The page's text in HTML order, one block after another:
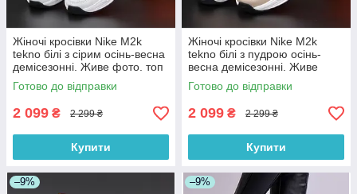
Жіночі кросівки Nike M2k
tekno білі з сірим осінь-весна
демісезонні. Живе фото. топ
Готово до відправки
2 099 ₴ 2 299 ₴
Купити
Жіночі кросівки Nike M2k
tekno білі з пудрою осінь-
весна демісезонні. Живе
фото. топ
Готово до відправки
2 099 ₴ 2 299 ₴
Купити
–9% –9%